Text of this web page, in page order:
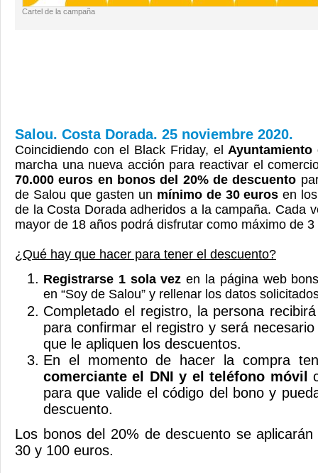
Cartel de la campaña
Salou. Costa Dorada. 25 noviembre 2020.
Coincidiendo con el Black Friday, el
marcha una nueva acción para reactivar el
70.000 euros en bonos del 20% de descuento
de Salou que gasten un mínimo de 30 eurosen
de la Costa Dorada adheridos a la campaña. Cada
mayor de 18 años podrá disfrutar como máximo de
¿Qué hay que hacer para tener el descuento?
Registrarse 1 sola vezen la página web
en “Soy de Salou” y rellenar los datos
Completado el registro, la persona
para confirmar el registro y será
que le apliquen los descuentos.
En el momento de hacer la compra
comerciante el DNI y el teléfono móvil
para que valide el código del bono y
descuento.
Los bonos del 20% de descuento se
30 y 100 euros.